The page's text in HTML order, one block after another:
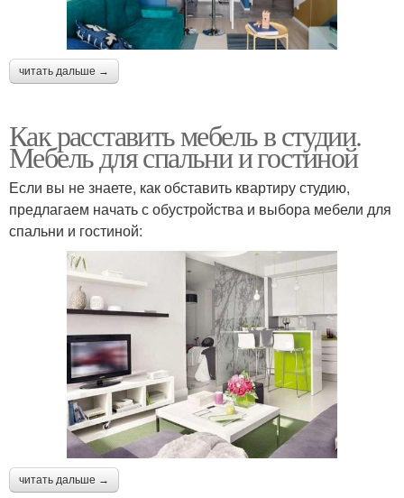
читать дальше →
Как расставить мебель в студии.
Мебель для спальни и гостиной
Если вы не знаете, как обставить квартиру студию,
предлагаем начать с обустройства и выбора мебели для
спальни и гостиной:
читать дальше →